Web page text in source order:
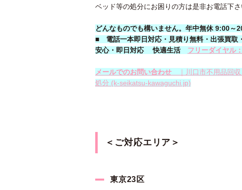
ベッド等の処分にお困りの方は是非お電話下さ
どんなものでも構いません。年中無休 9:00～
■ 電話一本即日対応・見積り無料・出張買取
安心・即日対応 快適生活 フリーダイヤル
メールでのお問い合わせ
｜川口市不用品回
処分 (k-seikatsu-kawaguchi.jp)
＜ご対応エリア＞
東京23区